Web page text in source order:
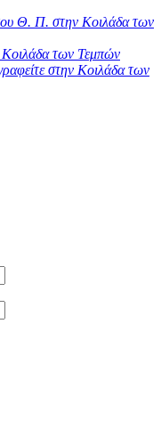
Θ. Π. στην Κοιλάδα των
Κοιλάδα των Τεμπών
στην Κοιλάδα των